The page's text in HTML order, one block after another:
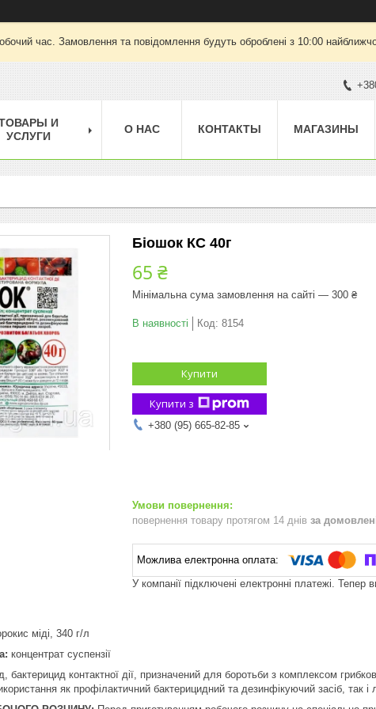
час. Замовлення та повідомлення будуть оброблені з 10:00
И
УСЛУГИ
О НАС КОНТАКТЫ МАГАЗИНЫ
Біошок КС 40г
65 ₴
Мінімальна сума замовлення на сайті — 300 ₴
В наявності Код: 8154
Купити
Купити з
+380 (95) 665-82-85
повернення товару протягом 14 днів за
У компанії підключені електронні платежі.
міді, 340 г/л
концентрат суспензії
бактерицид контактної дії, призначений для боротьби з комплексом
як профілактичний бактерицидний та дезинфікуючий засіб, так і